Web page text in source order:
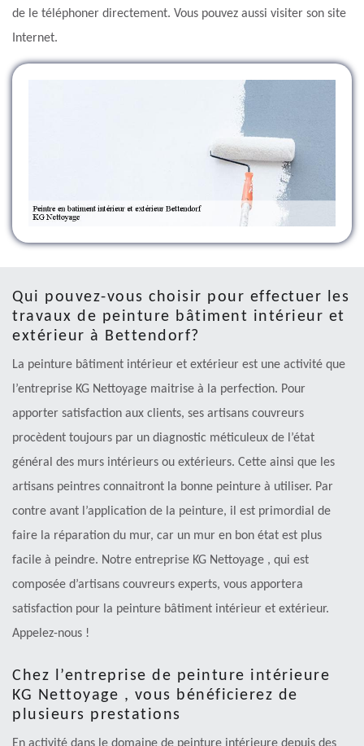
de le téléphoner directement. Vous pouvez aussi visiter son site
Internet.
Qui pouvez-vous choisir pour effectuer les
travaux de peinture bâtiment intérieur et
extérieur à Bettendorf?
La peinture bâtiment intérieur et extérieur est une activité que
l’entreprise KG Nettoyage maitrise à la perfection. Pour
apporter satisfaction aux clients, ses artisans couvreurs
procèdent toujours par un diagnostic méticuleux de l’état
général des murs intérieurs ou extérieurs. Cette ainsi que les
artisans peintres connaitront la bonne peinture à utiliser. Par
contre avant l’application de la peinture, il est primordial de
faire la réparation du mur, car un mur en bon état est plus
facile à peindre. Notre entreprise KG Nettoyage , qui est
composée d’artisans couvreurs experts, vous apportera
satisfaction pour la peinture bâtiment intérieur et extérieur.
Appelez-nous !
Chez l’entreprise de peinture intérieure
KG Nettoyage , vous bénéficierez de
plusieurs prestations